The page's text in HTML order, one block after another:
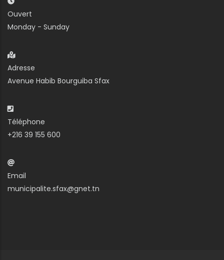
Ouvert
Monday - Sunday
Adresse
Avenue Habib Bourguiba Sfax
Téléphone
+216 39 155 600
Email
municipalite.sfax@gnet.tn